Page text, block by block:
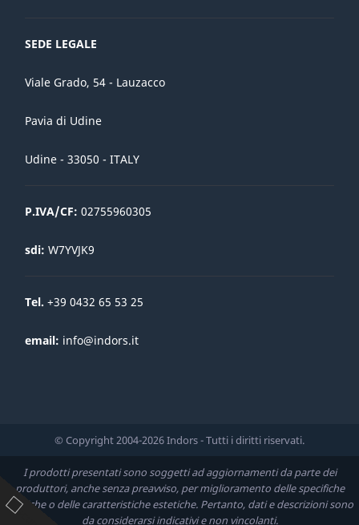
SEDE LEGALE
Viale Grado, 54 - Lauzacco
Pavia di Udine
Udine - 33050 - ITALY
P.IVA/CF: 02755960305
sdi: W7YVJK9
Tel. +39 0432 65 53 25
email: info@indors.it
© Copyright 2004-2026 Indors - Tutti i diritti riservati.
I prodotti presentati sono soggetti ad aggiornamenti da parte dei
produttori, anche senza preavviso, per miglioramento delle specifiche
tecniche o delle caratteristiche estetiche. Pertanto, dati e descrizioni sono
da considerarsi indicativi e non vincolanti.